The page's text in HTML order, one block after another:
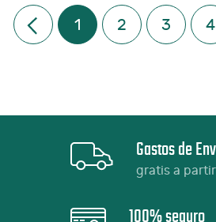
1 2 3 4
Gastos de
gratis a
100% seguro